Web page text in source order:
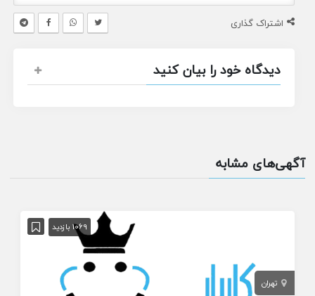
اشتراک گذاری
دیدگاه خود را بیان کنید
آگهی‌های مشابه
1069 بازدید
تهران